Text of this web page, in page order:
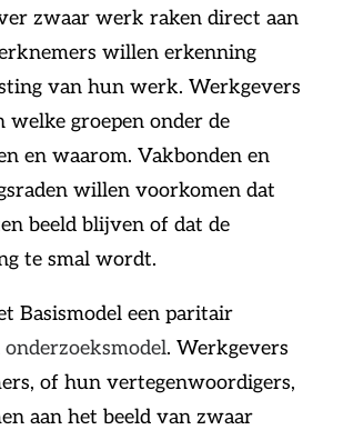
zwaar werk raken direct aan
willen erkenning
van hun werk. Werkgevers
groepen onder de
en waarom. Vakbonden en
willen voorkomen dat
beeld blijven of dat de
te smal wordt.
Basismodel een paritair
onderzoeksmodel. Werkgevers
of hun vertegenwoordigers,
aan het beeld van zwaar